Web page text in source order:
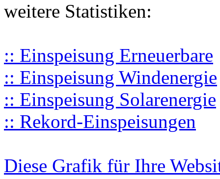
weitere Statistiken:
:: Einspeisung Erneuerbare
:: Einspeisung Windenergie
:: Einspeisung Solarenergie
:: Rekord-Einspeisungen
Diese Grafik für Ihre